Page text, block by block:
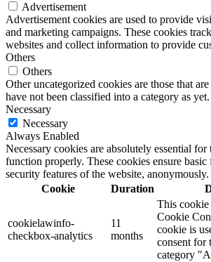
Advertisement
Advertisement cookies are used to provide
and marketing campaigns. These cookies
websites and collect information to provide
Others
Others
Other uncategorized cookies are those that
have not been classified into a category as yet.
Necessary
Necessary
Always Enabled
Necessary cookies are absolutely essential for
function properly. These cookies ensure
security features of the website, anonymously.
Cookie
Duration
cookielawinfo-
checkbox-analytics
11
months
This cookie
Cookie
cookie is
consent for
category